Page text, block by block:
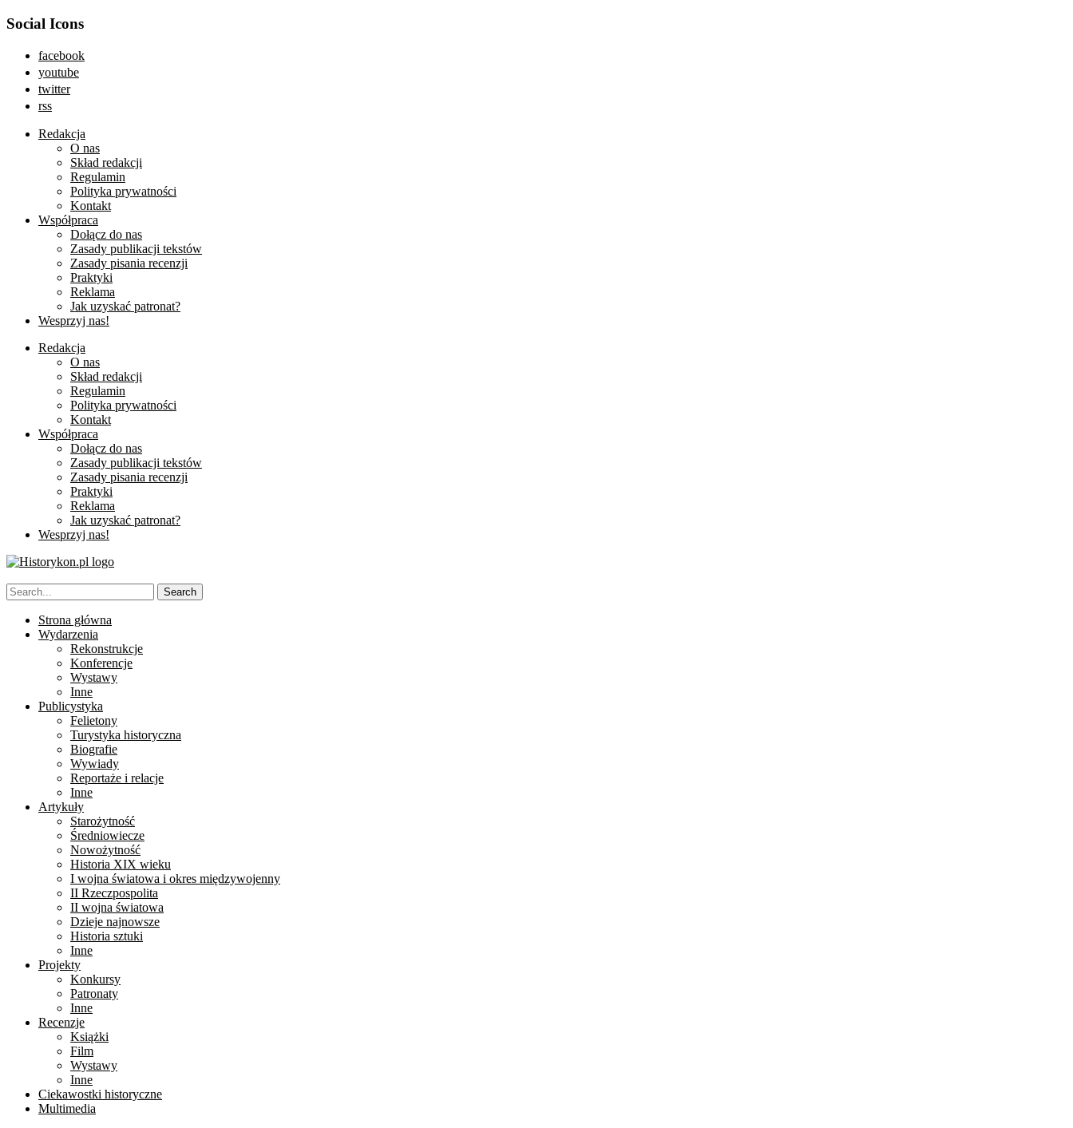
Social Icons
facebook
youtube
twitter
rss
Redakcja
O nas
Skład redakcji
Regulamin
Polityka prywatności
Kontakt
Współpraca
Dołącz do nas
Zasady publikacji tekstów
Zasady pisania recenzji
Praktyki
Reklama
Jak uzyskać patronat?
Wesprzyj nas!
Redakcja
O nas
Skład redakcji
Regulamin
Polityka prywatności
Kontakt
Współpraca
Dołącz do nas
Zasady publikacji tekstów
Zasady pisania recenzji
Praktyki
Reklama
Jak uzyskać patronat?
Wesprzyj nas!
Strona główna
Wydarzenia
Rekonstrukcje
Konferencje
Wystawy
Inne
Publicystyka
Felietony
Turystyka historyczna
Biografie
Wywiady
Reportaże i relacje
Inne
Artykuły
Starożytność
Średniowiecze
Nowożytność
Historia XIX wieku
I wojna światowa i okres międzywojenny
II Rzeczpospolita
II wojna światowa
Dzieje najnowsze
Historia sztuki
Inne
Projekty
Konkursy
Patronaty
Inne
Recenzje
Książki
Film
Wystawy
Inne
Ciekawostki historyczne
Multimedia